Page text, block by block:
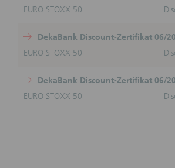
EURO STOXX 50
DekaBank Discount-Zertifikat 06/
EURO STOXX 50
DekaBank Discount-Zertifikat 06/
EURO STOXX 50